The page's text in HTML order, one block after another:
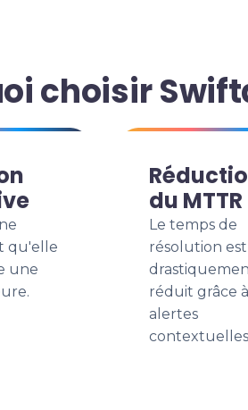
choisir
qu'elle
une
du MTTR
Le temps de
résolution est
réduit grâce
alertes